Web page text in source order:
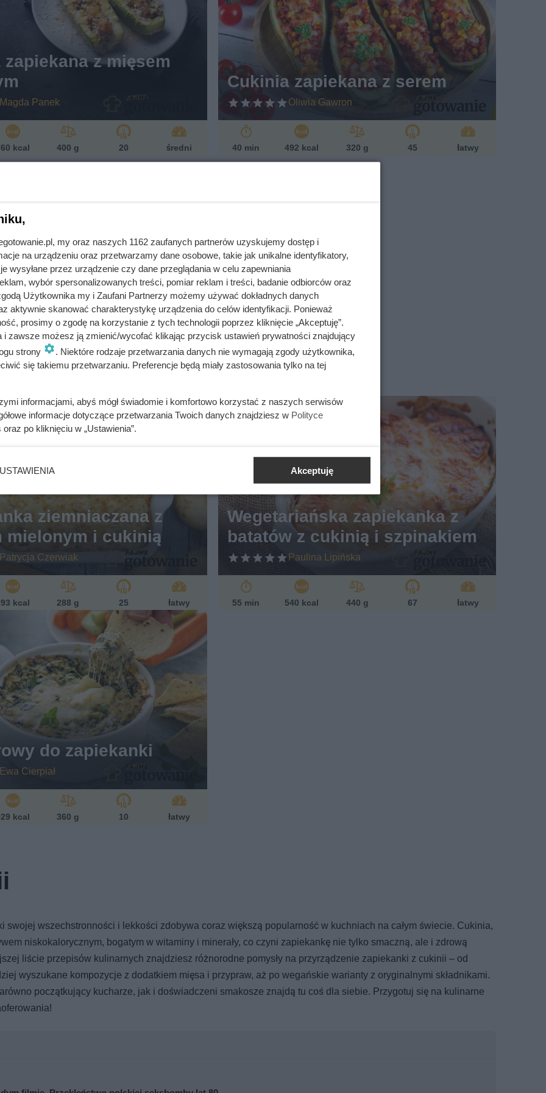
z mięsem
Magda Panek
kcal 400 g 20 średni
Cukinia zapiekana z serem
Oliwia Gawron
et
sk
40 min 492 kcal 320 g 45 łatwy
ziemniaczana z
mielonym i cukinią
Patrycja Czerwiak
kcal 288 g 25 łatwy
Wegetariańska zapiekanka z
batatów z cukinią i szpinakiem
Paulina Lipińska
Pr
ari
ań
sk
55 min 540 kcal 440 g 67 łatwy
do zapiekanki
Ewa Cierpiał
kcal 360 g 10 łatwy
wszechstronności i lekkości zdobywa coraz większą popularność w kuchniach na całym świecie. Cukinia,
niskokalorycznym, bogatym w witaminy i minerały, co czyni zapiekankę nie tylko smaczną, ale i zdrową
liście przepisów kulinarnych znajdziesz różnorodne pomysły na przyrządzenie zapiekanki z cukinii – od
wyszukane kompozycje z dodatkiem mięsa i przypraw, aż po wegańskie warianty z oryginalnymi składnikami.
początkujący kucharze, jak i doświadczeni smakosze znajdą tu coś dla siebie. Przygotuj się na kulinarne
my oraz naszych 1162 zaufanych partnerów uzyskujemy dostęp i
na urządzeniu oraz przetwarzamy dane osobowe, takie jak unikalne identyfikatory,
wysyłane przez urządzenie czy dane przeglądania w celu zapewniania
wybór spersonalizowanych treści, pomiar reklam i treści, badanie odbiorców oraz
Użytkownika my i Zaufani Partnerzy możemy używać dokładnych danych
aktywnie skanować charakterystykę urządzenia do celów identyfikacji. Ponieważ
prosimy o zgodę na korzystanie z tych technologii poprzez kliknięcie „Akceptuję”.
i zawsze możesz ją zmienić/wycofać klikając przycisk ustawień prywatności znajdujący
strony
. Niektóre rodzaje przetwarzania danych nie wymagają zgody użytkownika,
się takiemu przetwarzaniu. Preferencje będą miały zastosowania tylko na tej
informacjami, abyś mógł świadomie i komfortowo korzystać z naszych serwisów
informacje dotyczące przetwarzania Twoich danych znajdziesz w Polityce
oraz po kliknięciu w „Ustawienia”.
USTAWIENIA Akceptuję